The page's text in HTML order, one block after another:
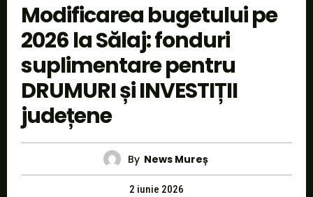
Modificarea bugetului pe
2026 la Sălaj: fonduri
suplimentare pentru
DRUMURI și INVESTIȚII
județene
By News Mureș
2 iunie 2026